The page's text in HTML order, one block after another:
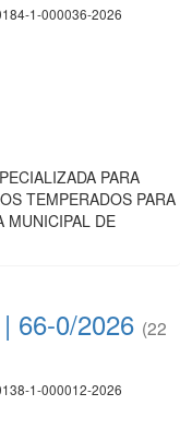
1-000036-2026
PARA
TEMPERADOS PARA
MUNICIPAL DE
66-0/2026 (22
1-000012-2026